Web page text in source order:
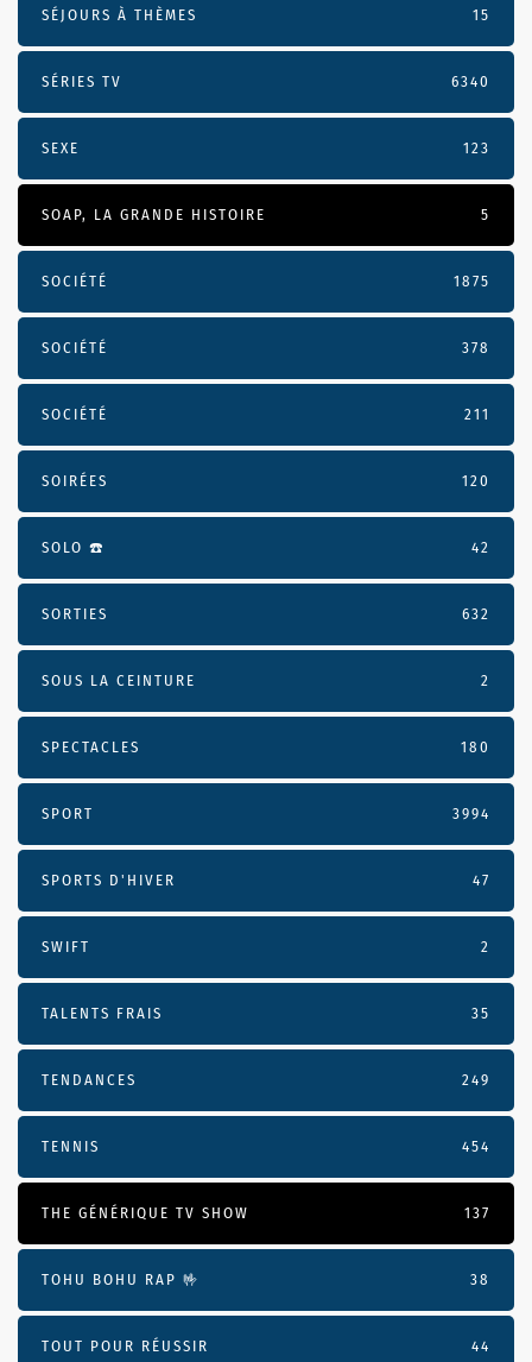
SÉJOURS À THÈMES 15
SÉRIES TV 6340
SEXE 123
SOAP, LA GRANDE HISTOIRE 5
SOCIÉTÉ 1875
SOCIÉTÉ 378
SOCIÉTÉ 211
SOIRÉES 120
SOLO ☎️ 42
SORTIES 632
SOUS LA CEINTURE 2
SPECTACLES 180
SPORT 3994
SPORTS D'HIVER 47
SWIFT 2
TALENTS FRAIS 35
TENDANCES 249
TENNIS 454
THE GÉNÉRIQUE TV SHOW 137
TOHU BOHU RAP 🤟 38
TOUT POUR RÉUSSIR 44